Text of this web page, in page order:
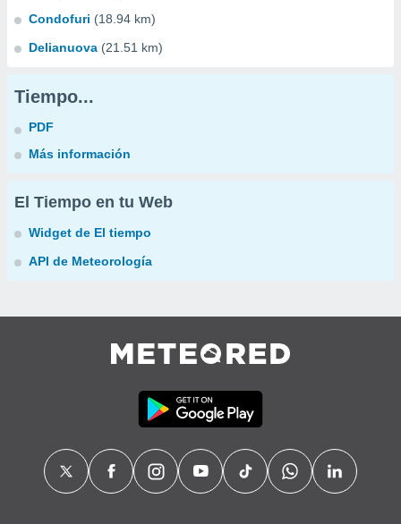
Condofuri (18.94 km)
Delianuova (21.51 km)
Tiempo...
PDF
Más información
El Tiempo en tu Web
Widget de El tiempo
API de Meteorología